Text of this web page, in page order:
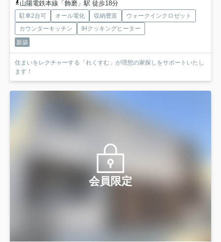
山陽電鉄本線「飾磨」駅 徒歩18分
駐車2台可 オール電化 収納豊富
ウォークインクロゼット
カウンターキッチン
IHクッキングヒーター
新築
住まいをレクチャーする「れくすむ」が理想の家探しをサポートいたし
ます！
会員限定